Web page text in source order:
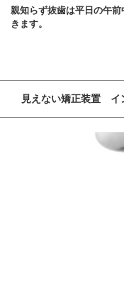
親知らず抜歯は平日の午
きます。
見えない矯正装置 イ